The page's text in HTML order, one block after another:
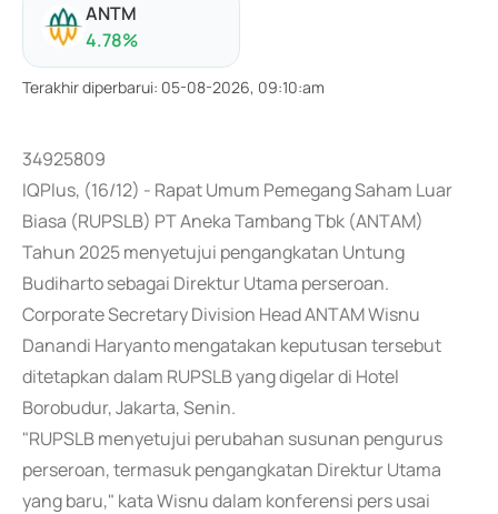
ANTM
4.78%
Terakhir diperbarui: 05-08-2026, 09:10:am
34925809
IQPlus, (16/12) - Rapat Umum Pemegang Saham Luar
Biasa (RUPSLB) PT Aneka Tambang Tbk (ANTAM)
Tahun 2025 menyetujui pengangkatan Untung
Budiharto sebagai Direktur Utama perseroan.
Corporate Secretary Division Head ANTAM Wisnu
Danandi Haryanto mengatakan keputusan tersebut
ditetapkan dalam RUPSLB yang digelar di Hotel
Borobudur, Jakarta, Senin.
"RUPSLB menyetujui perubahan susunan pengurus
perseroan, termasuk pengangkatan Direktur Utama
yang baru," kata Wisnu dalam konferensi pers usai